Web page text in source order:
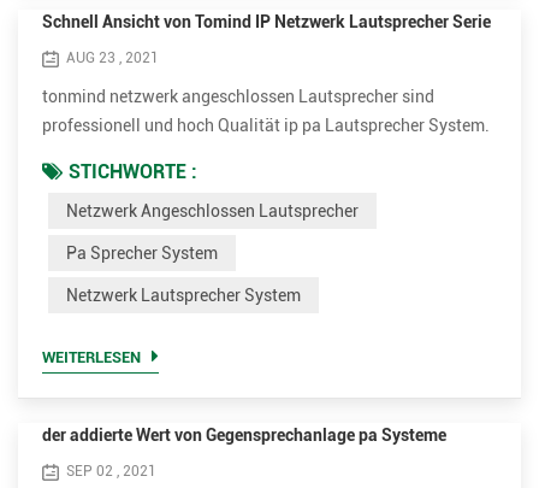
Schnell Ansicht von Tomind IP Netzwerk Lautsprecher Serie
AUG 23 , 2021
tonmind netzwerk angeschlossen Lautsprecher sind
professionell und hoch Qualität ip pa Lautsprecher System.
spielen Hintergrund Musik, Ansagen, Sicherheit oder Feuer
Alarm Verbindung . die verschiedenen Modelle können
werden angewandt zu verschiedenen Gelegenheiten. wir ziel
Lautsprecher...
STICHWORTE :
Netzwerk Angeschlossen Lautsprecher
Pa Sprecher System
Netzwerk Lautsprecher System
WEITERLESEN
der addierte Wert von Gegensprechanlage pa Systeme
SEP 02 , 2021